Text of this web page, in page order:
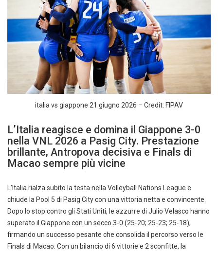
italia vs giappone 21 giugno 2026 – Credit: FIPAV
L’Italia reagisce e domina il Giappone 3-0
nella VNL 2026 a Pasig City. Prestazione
brillante, Antropova decisiva e Finals di
Macao sempre più vicine
L’Italia rialza subito la testa nella Volleyball Nations League e
chiude la Pool 5 di Pasig City con una vittoria netta e convincente.
Dopo lo stop contro gli Stati Uniti, le azzurre di Julio Velasco hanno
superato il Giappone con un secco 3-0 (25-20; 25-23; 25-18),
firmando un successo pesante che consolida il percorso verso le
Finals di Macao. Con un bilancio di 6 vittorie e 2 sconfitte, la